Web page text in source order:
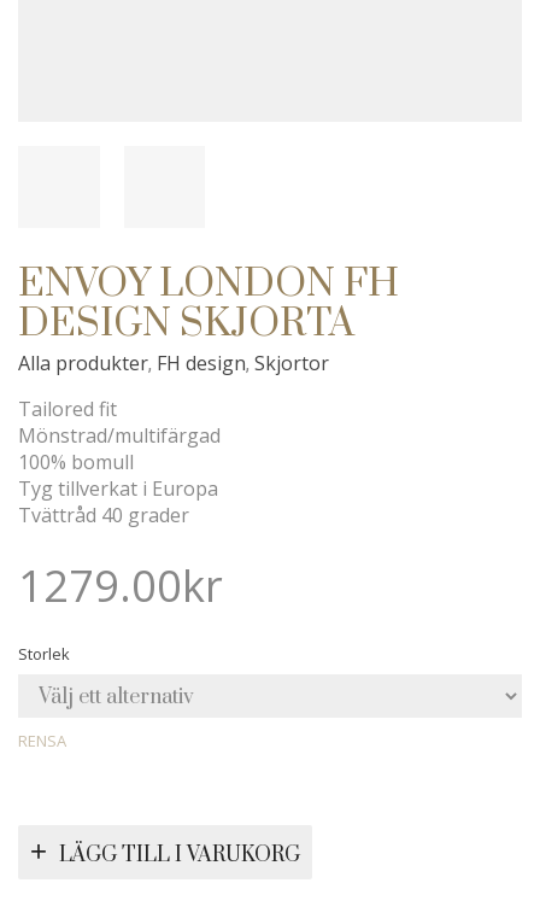
ENVOY LONDON FH
DESIGN SKJORTA
Alla produkter, FH design, Skjortor
Tailored fit
Mönstrad/multifärgad
100% bomull
Tyg tillverkat i Europa
Tvättråd 40 grader
1279.00kr
Storlek
RENSA
LÄGG TILL I VARUKORG